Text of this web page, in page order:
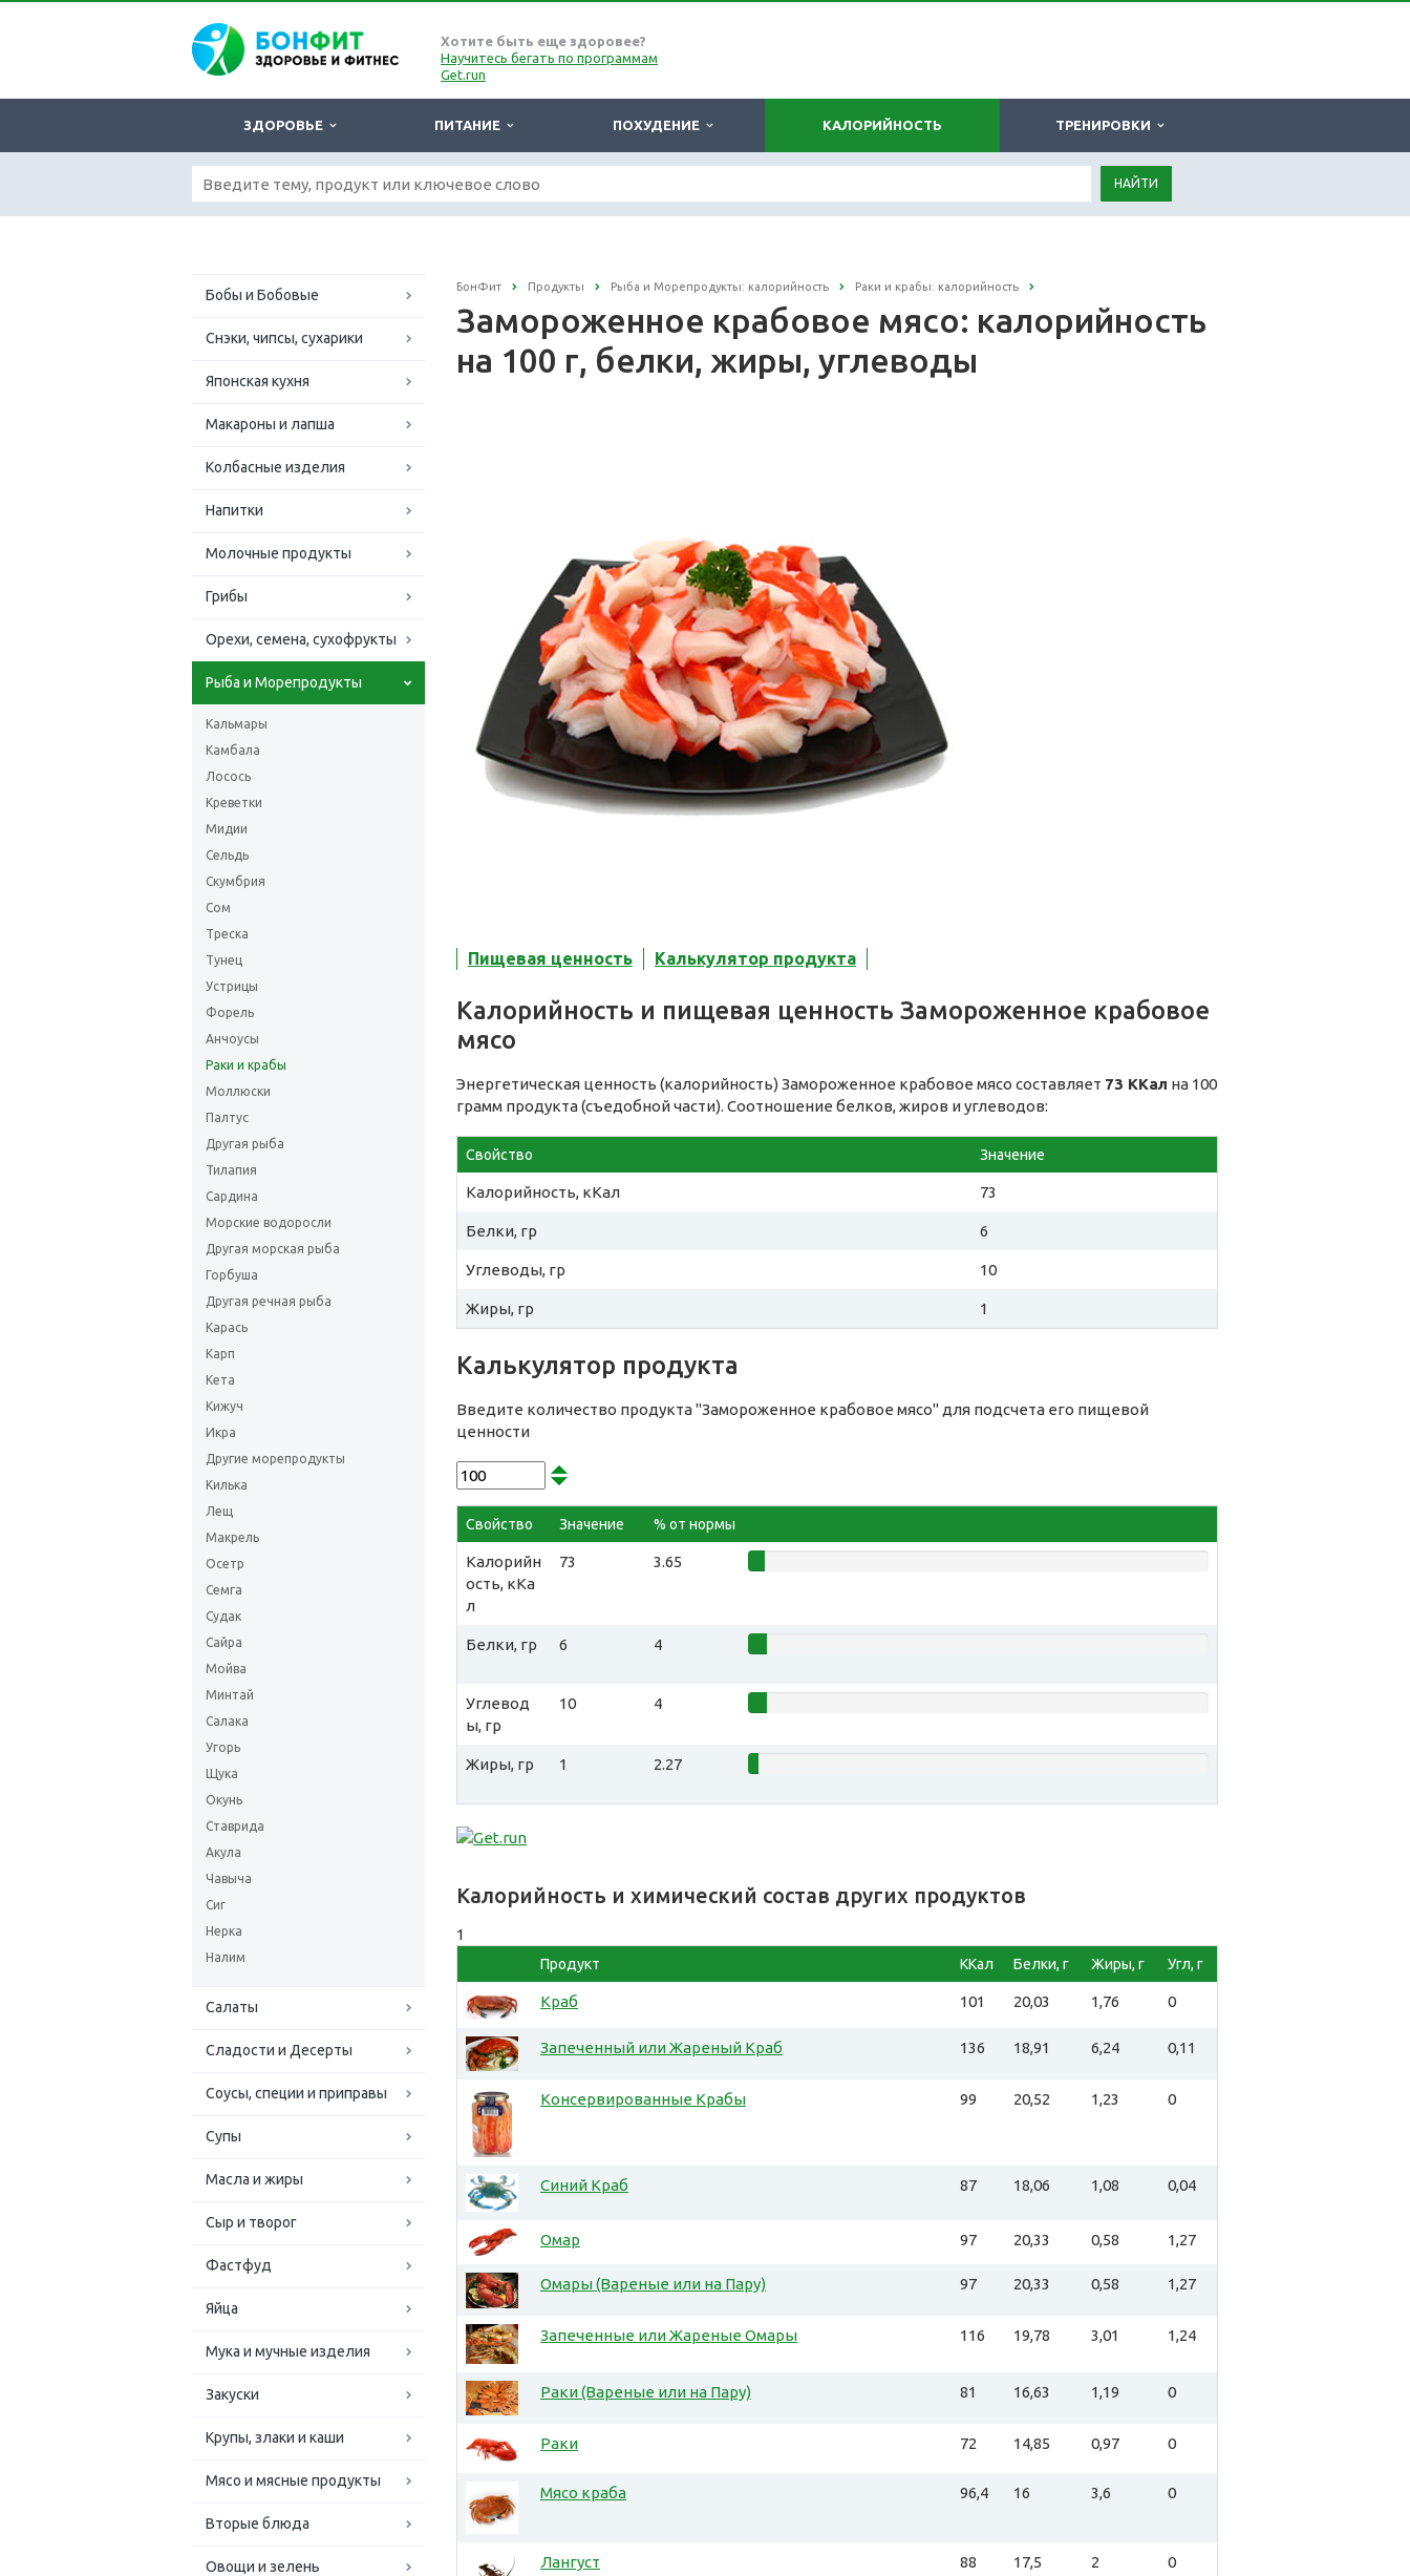
Хотите быть еще здоровее?
Научитесь бегать по программам
Get.run
ЗДОРОВЬЕ ПИТАНИЕ ПОХУДЕНИЕ КАЛОРИЙНОСТЬ ТРЕНИРОВКИ
НАЙТИ
Бобы и Бобовые
Снэки, чипсы, сухарики
Японская кухня
Макароны и лапша
Колбасные изделия
Напитки
Молочные продукты
Грибы
Орехи, семена, сухофрукты
Рыба и Морепродукты
Кальмары
Камбала
Лосось
Креветки
Мидии
Сельдь
Скумбрия
Сом
Треска
Тунец
Устрицы
Форель
Анчоусы
Раки и крабы
Моллюски
Палтус
Другая рыба
Тилапия
Сардина
Морские водоросли
Другая морская рыба
Горбуша
Другая речная рыба
Карась
Карп
Кета
Кижуч
Икра
Другие морепродукты
Килька
Лещ
Макрель
Осетр
Семга
Судак
Сайра
Мойва
Минтай
Салака
Угорь
Щука
Окунь
Ставрида
Акула
Чавыча
Сиг
Нерка
Налим
Салаты
Сладости и Десерты
Соусы, специи и приправы
Супы
Масла и жиры
Сыр и творог
Фастфуд
Яйца
Мука и мучные изделия
Закуски
Крупы, злаки и каши
Мясо и мясные продукты
Вторые блюда
Овощи и зелень
БонФит Продукты Рыба и Морепродукты: калорийность Раки и крабы: калорийность
Замороженное крабовое мясо: калорийность
на 100 г, белки, жиры, углеводы
Пищевая ценность Калькулятор продукта
Калорийность и пищевая ценность Замороженное крабовое
мясо
Энергетическая ценность (калорийность) Замороженное крабовое мясо составляет 73 ККал на 100
грамм продукта (съедобной части). Соотношение белков, жиров и углеводов:
Свойство Значение
Калорийность, кКал 73
Белки, гр 6
Углеводы, гр 10
Жиры, гр 1
Калькулятор продукта
Введите количество продукта "Замороженное крабовое мясо" для подсчета его пищевой
ценности
Свойство Значение % от нормы
Калорийн
ость, кКа
л
73 3.65
Белки, гр 6 4
Углевод
ы, гр
10 4
Жиры, гр 1 2.27
Калорийность и химический состав других продуктов
1
Продукт ККал Белки, г Жиры, г Угл, г
Краб 101 20,03 1,76 0
Запеченный или Жареный Краб 136 18,91 6,24 0,11
Консервированные Крабы 99 20,52 1,23 0
Синий Краб 87 18,06 1,08 0,04
Омар 97 20,33 0,58 1,27
Омары (Вареные или на Пару) 97 20,33 0,58 1,27
Запеченные или Жареные Омары 116 19,78 3,01 1,24
Раки (Вареные или на Пару) 81 16,63 1,19 0
Раки 72 14,85 0,97 0
Мясо краба 96,4 16 3,6 0
Лангуст 88 17,5 2 0